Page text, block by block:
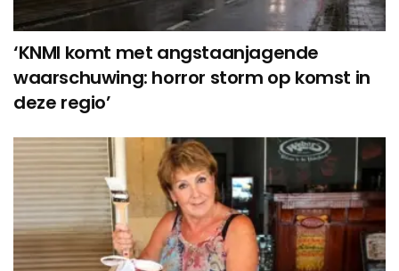
‘KNMI komt met angstaanjagende
waarschuwing: horror storm op komst in
deze regio’